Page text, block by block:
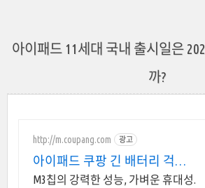
아이패드 11세대 국내 출시일은
까?
http://m.coupang.com 광고
아이패드 쿠팡 긴 배터리 걱정
끝
M3칩의 강력한 성능, 가벼운 휴대성.